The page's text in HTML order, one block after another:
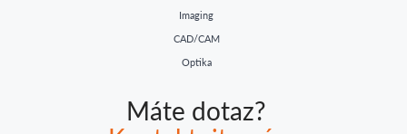
Imaging
CAD/CAM
Optika
Máte dotaz?